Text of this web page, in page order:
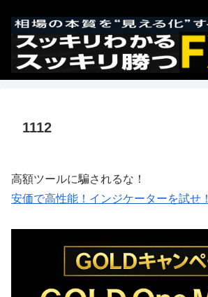
1112
高額ツールに騙されるな！
安価で高性能！インジケーターを試せ！